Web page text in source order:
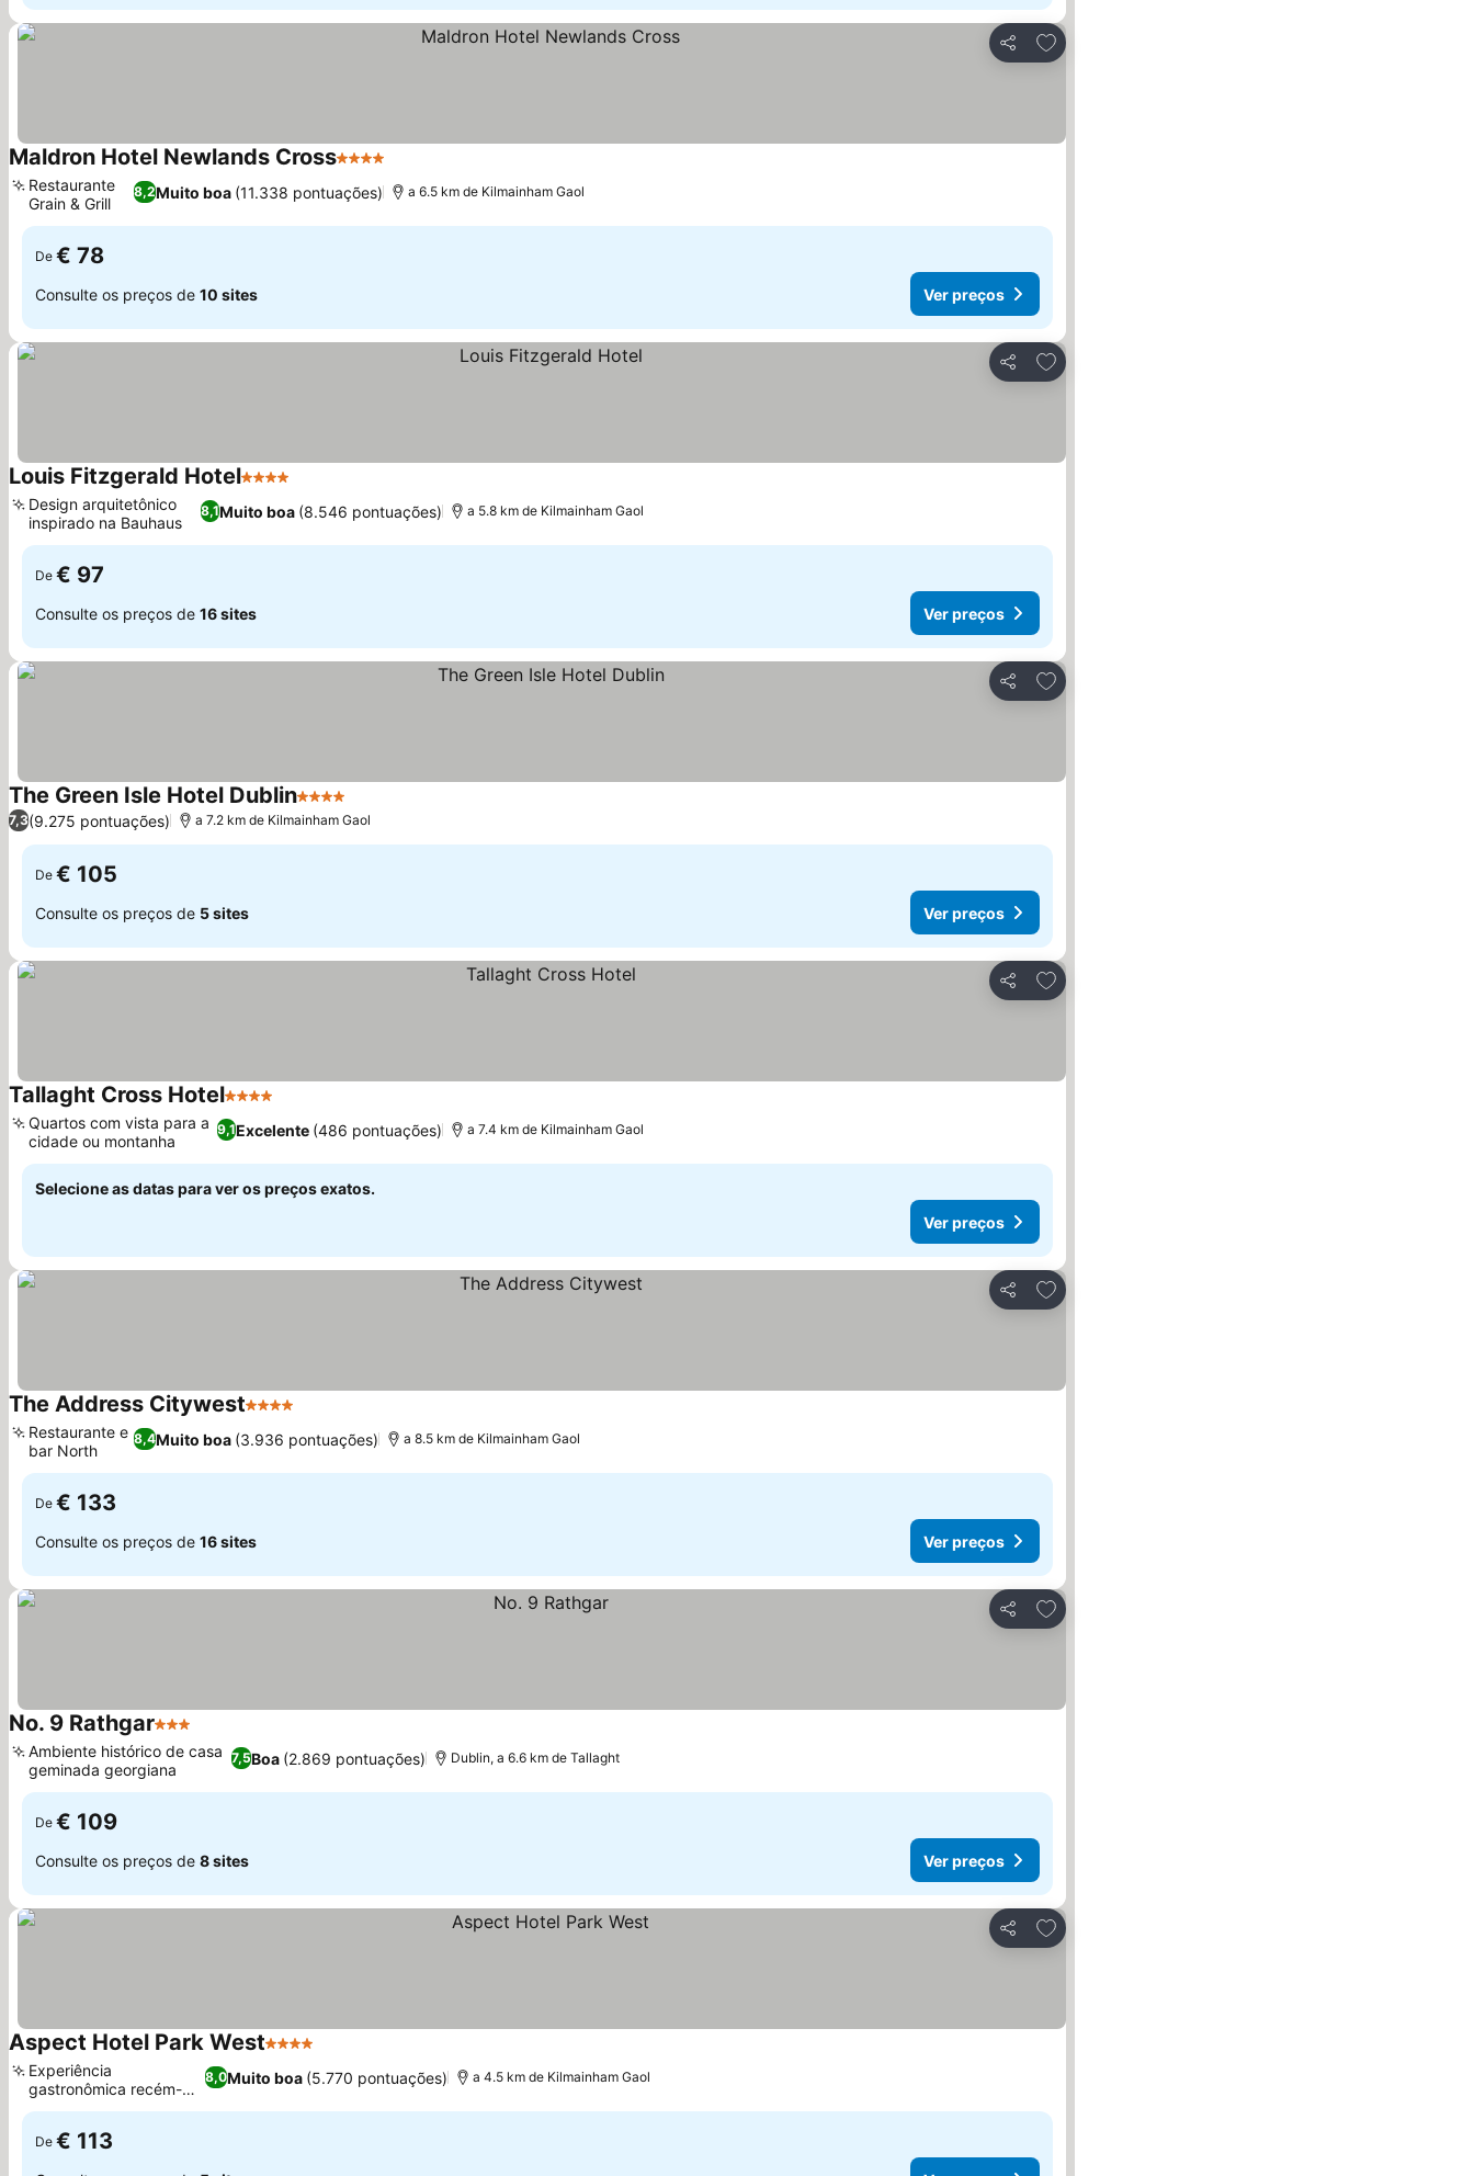
Partilhar
Adicionar aos favoritos
Maldron Hotel Newlands Cross4 Estrelas
8,2Muito boa (11.338 pontuações)
Restaurante
Grain & Grill
a 6.5 km de Kilmainham Gaol
De € 78
Consulte os preços de 10 sites Ver preços
Partilhar
Adicionar aos favoritos
Louis Fitzgerald Hotel4 Estrelas
8,1Muito boa (8.546 pontuações)
Design arquitetônico
inspirado na Bauhaus
a 5.8 km de Kilmainham Gaol
De € 97
Consulte os preços de 16 sites Ver preços
Partilhar
Adicionar aos favoritos
The Green Isle Hotel Dublin4 Estrelas
7,3(9.275 pontuações) a 7.2 km de Kilmainham Gaol
De € 105
Consulte os preços de 5 sites Ver preços
Partilhar
Adicionar aos favoritos
Tallaght Cross Hotel4 Estrelas
9,1Excelente (486 pontuações)
Quartos com vista para a
cidade ou montanha
a 7.4 km de Kilmainham Gaol
Selecione as datas para ver os preços exatos.
Ver preços
Partilhar
Adicionar aos favoritos
The Address Citywest4 Estrelas
8,4Muito boa (3.936 pontuações)
Restaurante e
bar North
a 8.5 km de Kilmainham Gaol
De € 133
Consulte os preços de 16 sites Ver preços
Partilhar
Adicionar aos favoritos
No. 9 Rathgar3 Estrelas
7,5Boa (2.869 pontuações)
Ambiente histórico de casa
geminada georgiana
Dublin, a 6.6 km de Tallaght
De € 109
Consulte os preços de 8 sites Ver preços
Partilhar
Adicionar aos favoritos
Aspect Hotel Park West4 Estrelas
8,0Muito boa (5.770 pontuações)
Experiência
gastronômica recém-
reformada
a 4.5 km de Kilmainham Gaol
De € 113